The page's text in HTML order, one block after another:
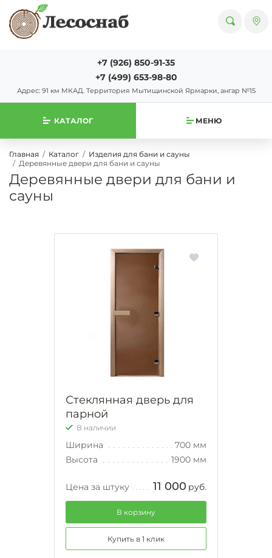
+7 (926) 850-91-35
+7 (499) 653-98-80
Адрес: 91 км МКАД. Территория Мытищинской Ярмарки, ангар №15
КАТАЛОГ МЕНЮ
Главная Каталог
Изделия для бани и сауны
Деревянные двери для бани и сауны
Деревянные двери для бани и
сауны
Стеклянная дверь для
парной
В наличии
Ширина
700 мм
Высота
1900 мм
Цена за штуку 11 000 руб.
В корзину
Купить в 1 клик